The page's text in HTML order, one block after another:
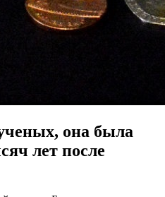
она была
лет после